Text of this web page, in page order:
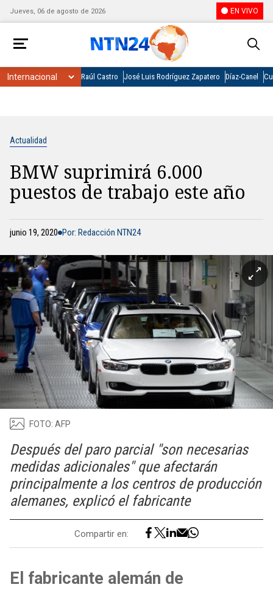
Jueves, 06 de agosto de 2026 EN VIVO
Raúl Castro José Luis Rodríguez Zapatero Díaz-Canel
Actualidad
BMW suprimirá 6.000
puestos de trabajo este año
junio 19, 2020 Por: Redacción NTN24
FOTO: AFP
Después del paro parcial "son necesarias
medidas adicionales" que afectarán
principalmente a los centros de producción
alemanes, explicó el fabricante
Compartir en:
El fabricante alemán de